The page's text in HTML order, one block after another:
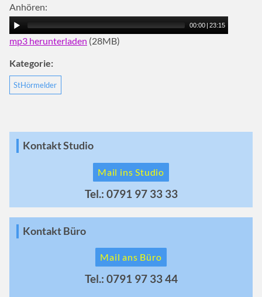
Anhören:
00:00 | 23:15
mp3 herunterladen (28MB)
Kategorie:
StHörmelder
Kontakt Studio
Mail ins Studio
Tel.: 0791 97 33 33
Kontakt Büro
Mail ans Büro
Tel.: 0791 97 33 44